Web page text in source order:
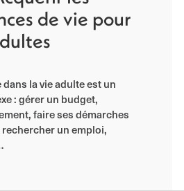
de vie pour
dans la vie adulte est un
: gérer un budget,
faire ses démarches
un emploi,